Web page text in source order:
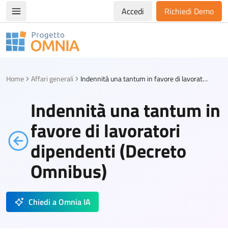
Apri/chiudi menù di navigazioneAccedi Richiedi Demo
Progetto Omnia
Home Affari generali Indennità una tantum in favore di lavoratori dipendenti (Decreto Omnibus)
Indennità una tantum in
favore di lavoratori
dipendenti (Decreto
Omnibus)
Chiedi a Omnia IA